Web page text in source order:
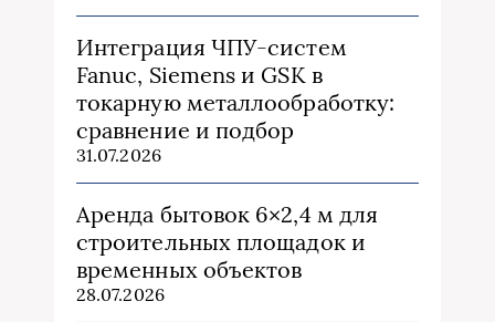
Интеграция ЧПУ-систем
Fanuc, Siemens и GSK в
токарную металлообработку:
сравнение и подбор
31.07.2026
Аренда бытовок 6×2,4 м для
строительных площадок и
временных объектов
28.07.2026